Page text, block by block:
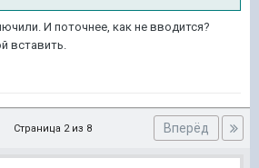
И поточнее, как не вводится?
вставить.
Вперёд
Страница 2 из 8